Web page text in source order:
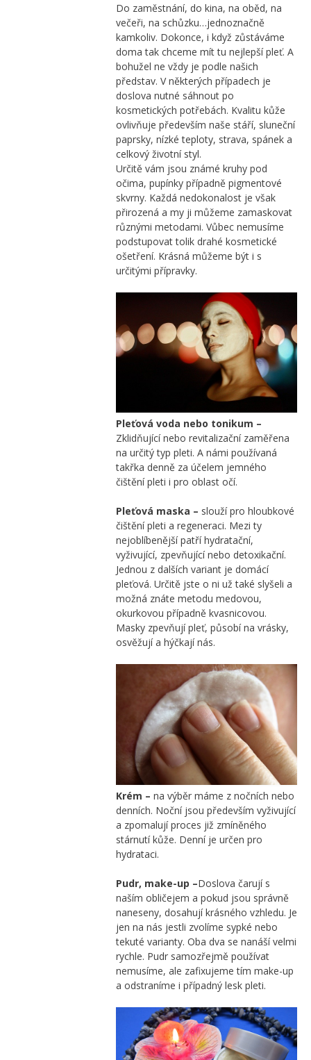
Do zaměstnání, do kina, na oběd, na
večeři, na schůzku…jednoznačně
kamkoliv. Dokonce, i když zůstáváme
doma tak chceme mít tu nejlepší pleť. A
bohužel ne vždy je podle našich
představ. V některých případech je
doslova nutné sáhnout po
kosmetických potřebách. Kvalitu kůže
ovlivňuje především naše stáří, sluneční
paprsky, nízké teploty, strava, spánek a
celkový životní styl.
Určitě vám jsou známé kruhy pod
očima, pupínky případně pigmentové
skvrny. Každá nedokonalost je však
přirozená a my ji můžeme zamaskovat
různými metodami. Vůbec nemusíme
podstupovat tolik drahé kosmetické
ošetření. Krásná můžeme být i s
určitými přípravky.
Pleťová voda nebo tonikum –
Zklidňující nebo revitalizační zaměřena
na určitý typ pleti. A námi používaná
takřka denně za účelem jemného
čištění pleti i pro oblast očí.
Pleťová maska – slouží pro hloubkové
čištění pleti a regeneraci. Mezi ty
nejoblíbenější patří hydratační,
vyživující, zpevňující nebo detoxikační.
Jednou z dalších variant je domácí
pleťová. Určitě jste o ni už také slyšeli a
možná znáte metodu medovou,
okurkovou případně kvasnicovou.
Masky zpevňují pleť, působí na vrásky,
osvěžují a hýčkají nás.
Krém – na výběr máme z nočních nebo
denních. Noční jsou především vyživující
a zpomalují proces již zmíněného
stárnutí kůže. Denní je určen pro
hydrataci.
Pudr, make-up –Doslova čarují s
naším obličejem a pokud jsou správně
naneseny, dosahují krásného vzhledu. Je
jen na nás jestli zvolíme sypké nebo
tekuté varianty. Oba dva se nanáší velmi
rychle. Pudr samozřejmě používat
nemusíme, ale zafixujeme tím make-up
a odstraníme i případný lesk pleti.